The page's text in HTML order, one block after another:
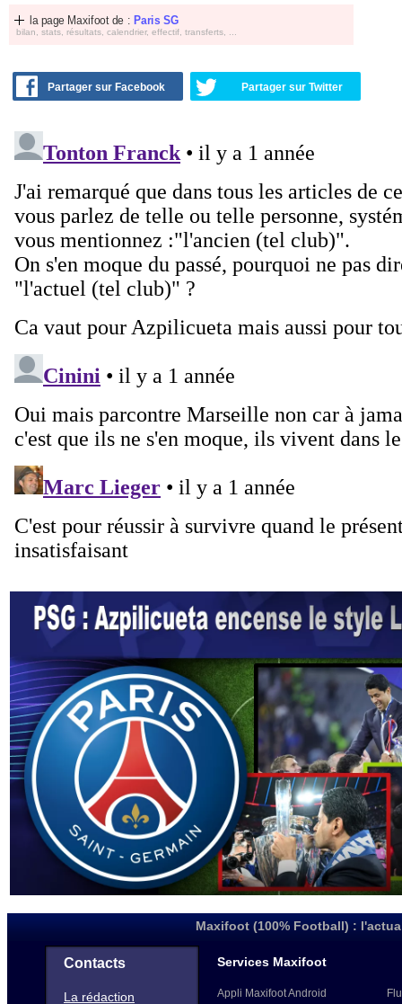
la page Maxifoot de : Paris SG
bilan, stats, résultats, calendrier, effectif, transferts, ...
Partager sur Facebook Partager sur Twitter
Maxifoot (100% Football) :
Contacts
La rédaction
Services Maxifoot
Appli Maxifoot Android